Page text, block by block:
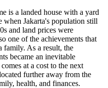
is a landed house with a yard
when Jakarta's population still
and land prices were
one of the achievements that
family. As a result, the
became an inevitable
at a cost to the next
further away from the
health, and finances.